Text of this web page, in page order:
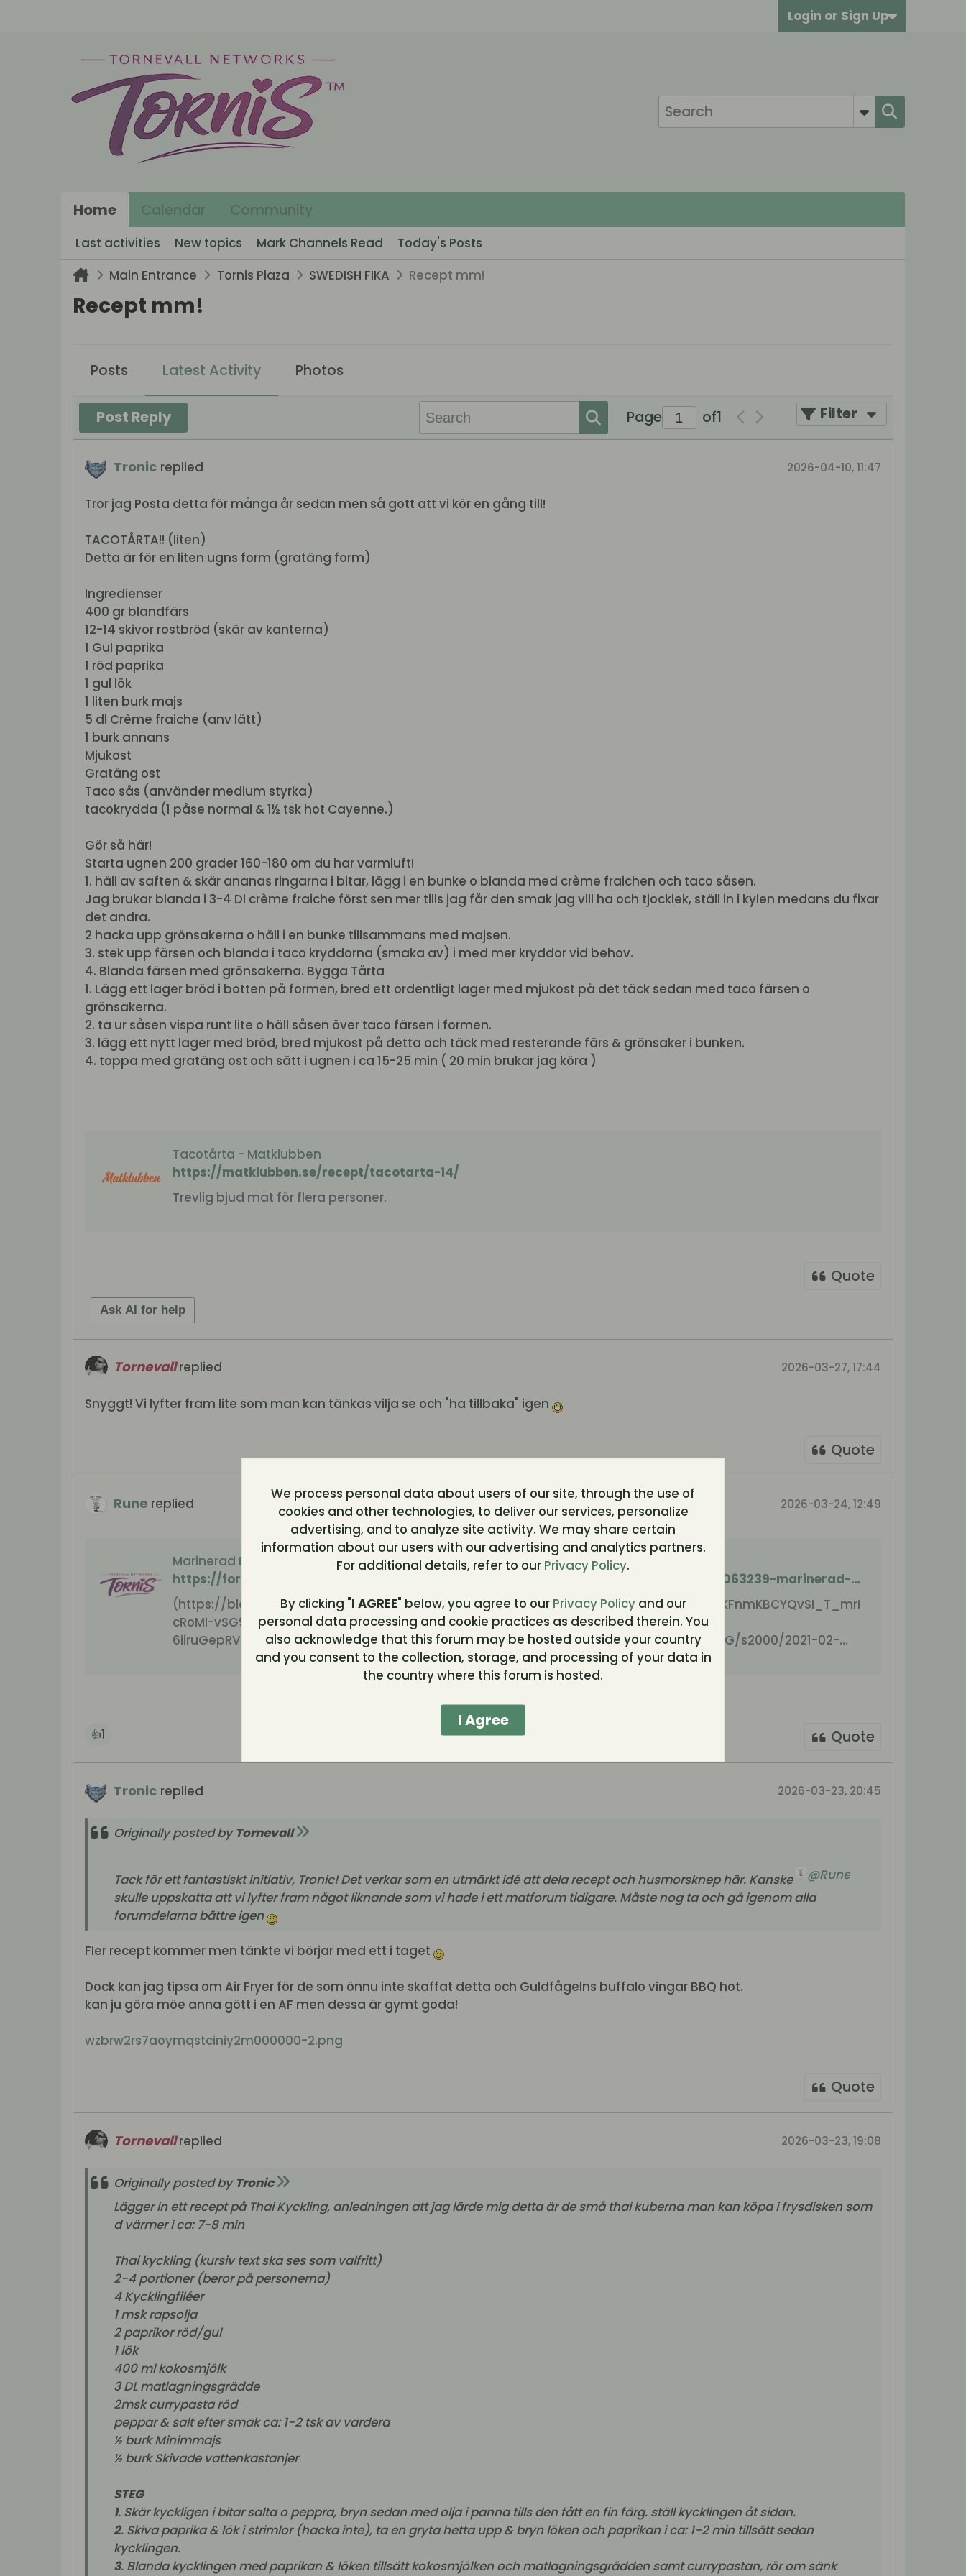
Login or Sign Up
Home Calendar Community
Last activities New topics Mark Channels Read
Today's Posts
Main Entrance
Tornis Plaza SWEDISH FIKA Recept mm!
Recept mm!
Posts Latest Activity Photos
Post Reply Page of1 Filter
Tronic replied 2026-04-10, 11:47
Tror jag Posta detta för många år sedan men så gott att vi kör en gång till!
TACOTÅRTA!! (liten)
Detta är för en liten ugns form (gratäng form)
Ingredienser
400 gr blandfärs
12-14 skivor rostbröd (skär av kanterna)
1 Gul paprika
1 röd paprika
1 gul lök
1 liten burk majs
5 dl Crème fraiche (anv lätt)
1 burk annans
Mjukost
Gratäng ost
Taco sås (använder medium styrka)
tacokrydda (1 påse normal & 1½ tsk hot Cayenne.)
Gör så här!
Starta ugnen 200 grader 160-180 om du har varmluft!
1. häll av saften & skär ananas ringarna i bitar, lägg i en bunke o blanda med crème fraichen och taco såsen.
Jag brukar blanda i 3-4 Dl crème fraiche först sen mer tills jag får den smak jag vill ha och tjocklek, ställ in i kylen medans du fixar
det andra.
2 hacka upp grönsakerna o häll i en bunke tillsammans med majsen.
3. stek upp färsen och blanda i taco kryddorna (smaka av) i med mer kryddor vid behov.
4. Blanda färsen med grönsakerna. Bygga Tårta
1. Lägg ett lager bröd i botten på formen, bred ett ordentligt lager med mjukost på det täck sedan med taco färsen o
grönsakerna.
2. ta ur såsen vispa runt lite o häll såsen över taco färsen i formen.
3. lägg ett nytt lager med bröd, bred mjukost på detta och täck med resterande färs & grönsaker i bunken.
4. toppa med gratäng ost och sätt i ugnen i ca 15-25 min ( 20 min brukar jag köra )
Tacotårta - Matklubben
https://matklubben.se/recept/tacotarta-14/
Trevlig bjud mat för flera personer.
Quote
Ask AI for help
Tornevallreplied 2026-03-27, 17:44
Snyggt! Vi lyfter fram lite som man kan tänkas vilja se och "ha tillbaka" igen
Quote
Rune replied 2026-03-24, 12:49
Marinerad Kycklingfilé med bacon och vitlökssås – Recept - Tornevall Networks
https://forum.tornevall.net/forum/tornis-golden-ages-archive-2010/tornis-kitchen/1063239-marinerad-kycklingfil
(https://blogger.googleusercontent.com/img/b/R29vZ2xl/AVvXsEixS1RiXE0iPyolgXjSOMVKFnmKBCYQvSI_T_mrI
cRoMI-vSG9LWURpDALujeQglWOh3g-
6iiruGepRVhNqMxk5wYxOU5naK3u0PcB4MR28mEG0SBajC7ExLDR04lPo58ymhQH_EfWN8EIG/s2000/2021-02-
20+Kycklingfile%252C+bacons%25C3%25A5s+01.jpg) Ingredienser: 1 kg kycklingfilé Marinad: 1½ msk thai sweet
👍1 Quote
Tronic replied 2026-03-23, 20:45
Originally posted by Tornevall
Tack för ett fantastiskt initiativ, Tronic! Det verkar som en utmärkt idé att dela recept och husmorsknep här. Kanske
Rune
skulle uppskatta att vi lyfter fram något liknande som vi hade i ett matforum tidigare. Måste nog ta och gå igenom alla
forumdelarna bättre igen
Fler recept kommer men tänkte vi börjar med ett i taget
Dock kan jag tipsa om Air Fryer för de som önnu inte skaffat detta och Guldfågelns buffalo vingar BBQ hot.
kan ju göra möe anna gött i en AF men dessa är gymt goda!
wzbrw2rs7aoymqstciniy2m000000-2.png
Quote
Tornevallreplied 2026-03-23, 19:08
Originally posted by Tronic
Lägger in ett recept på Thai Kyckling, anledningen att jag lärde mig detta är de små thai kuberna man kan köpa i frysdisken som
d värmer i ca: 7-8 min
Thai kyckling (kursiv text ska ses som valfritt)
2-4 portioner (beror på personerna)
4 Kycklingfiléer
1 msk rapsolja
2 paprikor röd/gul
1 lök
400 ml kokosmjölk
3 DL matlagningsgrädde
2msk currypasta röd
peppar & salt efter smak ca: 1-2 tsk av vardera
½ burk Minimmajs
½ burk Skivade vattenkastanjer
STEG
1. Skär kyckligen i bitar salta o peppra, bryn sedan med olja i panna tills den fått en fin färg. ställ kycklingen åt sidan.
2. Skiva paprika & lök i strimlor (hacka inte), ta en gryta hetta upp & bryn löken och paprikan i ca: 1-2 min tillsätt sedan
kycklingen.
3. Blanda kycklingen med paprikan & löken tillsätt kokosmjölken och matlagningsgrädden samt currypastan, rör om sänk
We process personal data about users of our site, through the use of
cookies and other technologies, to deliver our services, personalize
advertising, and to analyze site activity. We may share certain
information about our users with our advertising and analytics partners.
For additional details, refer to our Privacy Policy.
By clicking "I AGREE" below, you agree to our Privacy Policyand our
personal data processing and cookie practices as described therein. You
also acknowledge that this forum may be hosted outside your country
and you consent to the collection, storage, and processing of your data in
the country where this forum is hosted.
I Agree